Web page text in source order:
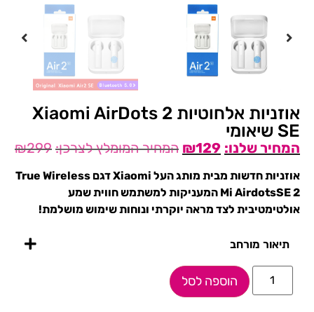
אוזניות ‏אלחוטיות Xiaomi AirDots 2
SE שיאומי
₪299 ₪129
אוזניות חדשות מבית מותג העל Xiaomi דגם True Wireless
Mi AirdotsSE 2 המעניקות למשתמש חווית שמע
אולטימטיבית לצד מראה יוקרתי ונוחות שימוש מושלמת!
תיאור מורחב
הוספה לסל